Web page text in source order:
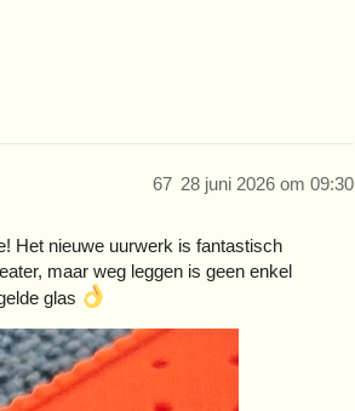
28 juni 2026 om 09:30
67
Het nieuwe uurwerk is fantastisch
maar weg leggen is geen enkel
glas